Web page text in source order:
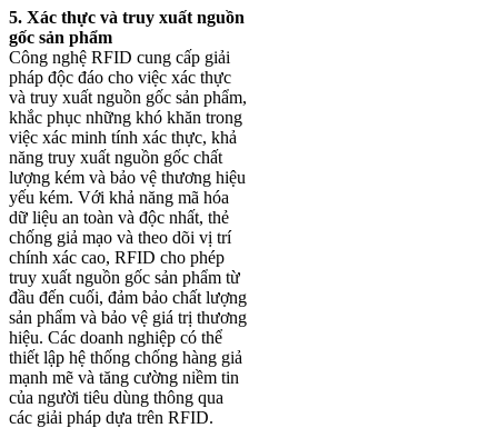
5. Xác thực và truy xuất nguồn
gốc sản phẩm
Công nghệ RFID cung cấp giải
pháp độc đáo cho việc xác thực
và truy xuất nguồn gốc sản phẩm,
khắc phục những khó khăn trong
việc xác minh tính xác thực, khả
năng truy xuất nguồn gốc chất
lượng kém và bảo vệ thương hiệu
yếu kém. Với khả năng mã hóa
dữ liệu an toàn và độc nhất, thẻ
chống giả mạo và theo dõi vị trí
chính xác cao, RFID cho phép
truy xuất nguồn gốc sản phẩm từ
đầu đến cuối, đảm bảo chất lượng
sản phẩm và bảo vệ giá trị thương
hiệu. Các doanh nghiệp có thể
thiết lập hệ thống chống hàng giả
mạnh mẽ và tăng cường niềm tin
của người tiêu dùng thông qua
các giải pháp dựa trên RFID.